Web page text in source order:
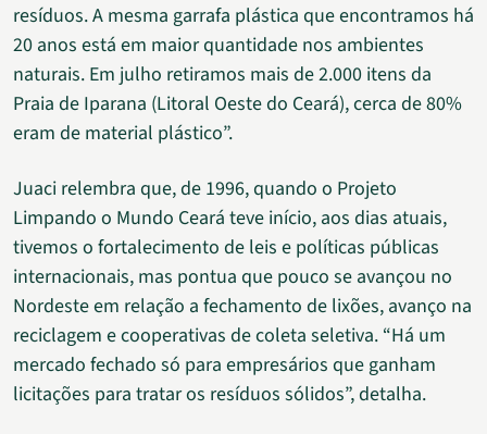
resíduos. A mesma garrafa plástica que encontramos há
20 anos está em maior quantidade nos ambientes
naturais. Em julho retiramos mais de 2.000 itens da
Praia de Iparana (Litoral Oeste do Ceará), cerca de 80%
eram de material plástico”.
Juaci relembra que, de 1996, quando o Projeto
Limpando o Mundo Ceará teve início, aos dias atuais,
tivemos o fortalecimento de leis e políticas públicas
internacionais, mas pontua que pouco se avançou no
Nordeste em relação a fechamento de lixões, avanço na
reciclagem e cooperativas de coleta seletiva. “Há um
mercado fechado só para empresários que ganham
licitações para tratar os resíduos sólidos”, detalha.